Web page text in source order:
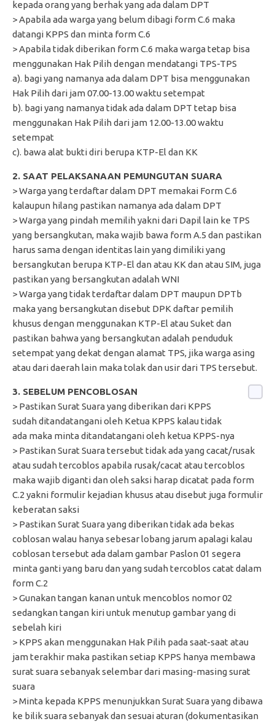
kepada orang yang berhak yang ada dalam DPT
> Apabila ada warga yang belum dibagi form C.6 maka
datangi KPPS dan minta form C.6
> Apabila tidak diberikan form C.6 maka warga tetap bisa
menggunakan Hak Pilih dengan mendatangi TPS-TPS
a). bagi yang namanya ada dalam DPT bisa menggunakan
Hak Pilih dari jam 07.00-13.00 waktu setempat
b). bagi yang namanya tidak ada dalam DPT tetap bisa
menggunakan Hak Pilih dari jam 12.00-13.00 waktu
setempat
c). bawa alat bukti diri berupa KTP-El dan KK
2. SAAT PELAKSANAAN PEMUNGUTAN SUARA
> Warga yang terdaftar dalam DPT memakai Form C.6
kalaupun hilang pastikan namanya ada dalam DPT
> Warga yang pindah memilih yakni dari Dapil lain ke TPS
yang bersangkutan, maka wajib bawa form A.5 dan pastikan
harus sama dengan identitas lain yang dimiliki yang
bersangkutan berupa KTP-El dan atau KK dan atau SIM, juga
pastikan yang bersangkutan adalah WNI
> Warga yang tidak terdaftar dalam DPT maupun DPTb
maka yang bersangkutan disebut DPK daftar pemilih
khusus dengan menggunakan KTP-El atau Suket dan
pastikan bahwa yang bersangkutan adalah penduduk
setempat yang dekat dengan alamat TPS, jika warga asing
atau dari daerah lain maka tolak dan usir dari TPS tersebut.
3. SEBELUM PENCOBLOSAN
> Pastikan Surat Suara yang diberikan dari KPPS
sudah ditandatangani oleh Ketua KPPS kalau tidak
ada maka minta ditandatangani oleh ketua KPPS-nya
> Pastikan Surat Suara tersebut tidak ada yang cacat/rusak
atau sudah tercoblos apabila rusak/cacat atau tercoblos
maka wajib diganti dan oleh saksi harap dicatat pada form
C.2 yakni formulir kejadian khusus atau disebut juga formulir
keberatan saksi
> Pastikan Surat Suara yang diberikan tidak ada bekas
coblosan walau hanya sebesar lobang jarum apalagi kalau
coblosan tersebut ada dalam gambar Paslon 01 segera
minta ganti yang baru dan yang sudah tercoblos catat dalam
form C.2
> Gunakan tangan kanan untuk mencoblos nomor 02
sedangkan tangan kiri untuk menutup gambar yang di
sebelah kiri
> KPPS akan menggunakan Hak Pilih pada saat-saat atau
jam terakhir maka pastikan setiap KPPS hanya membawa
surat suara sebanyak selembar dari masing-masing surat
suara
> Minta kepada KPPS menunjukkan Surat Suara yang dibawa
ke bilik suara sebanyak dan sesuai aturan (dokumentasikan